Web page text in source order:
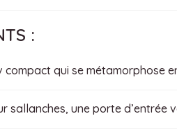
:
compact qui se métamorphose
sallanches, une porte d’entrée